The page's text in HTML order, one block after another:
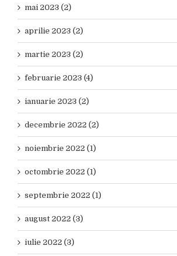
mai 2023 (2)
aprilie 2023 (2)
martie 2023 (2)
februarie 2023 (4)
ianuarie 2023 (2)
decembrie 2022 (2)
noiembrie 2022 (1)
octombrie 2022 (1)
septembrie 2022 (1)
august 2022 (3)
iulie 2022 (3)